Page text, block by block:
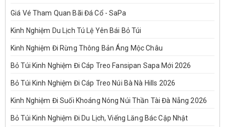
Giá Vé Tham Quan Bãi Đá Cổ - SaPa
Kinh Nghiệm Du Lịch Tú Lệ Yên Bái Bỏ Túi
Kinh Nghiệm Đi Rừng Thông Bản Áng Mộc Châu
Bỏ Túi Kinh Nghiệm Đi Cáp Treo Fansipan Sapa Mới 2026
Bỏ Túi Kinh Nghiệm Đi Cáp Treo Núi Bà Nà Hills 2026
Kinh Nghiệm Đi Suối Khoáng Nóng Núi Thần Tài Đà Nẵng 2026
Bỏ Túi Kinh Nghiệm Đi Du Lịch, Viếng Lăng Bác Cập Nhật